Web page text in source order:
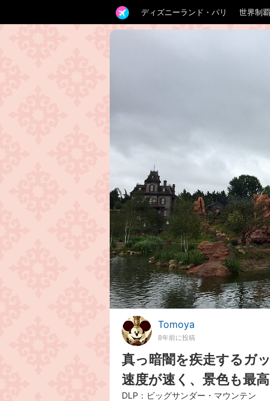
ディズニーランド・パリ 世界制
Tomoya
8年前に投稿
真っ暗闇を疾走するガ
速度が速く、景色も最
DLP：ビッグサンダー・マウンテン